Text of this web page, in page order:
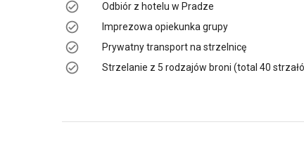
Odbiór z hotelu w Pradze
Imprezowa opiekunka grupy
Prywatny transport na strzelnicę
Strzelanie z 5 rodzajów broni (total 40